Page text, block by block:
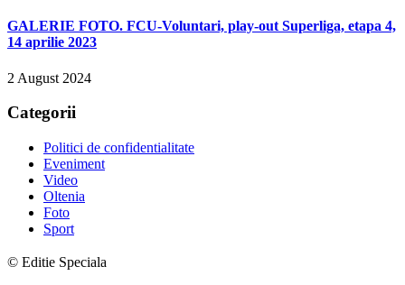
GALERIE FOTO. FCU-Voluntari, play-out Superliga, etapa 4,
14 aprilie 2023
2 August 2024
Categorii
Politici de confidentialitate
Eveniment
Video
Oltenia
Foto
Sport
© Editie Speciala